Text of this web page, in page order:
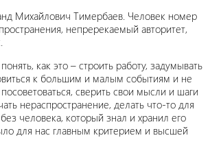
Михайлович Тимербаев. Человек номер
непререкаемый авторитет,
как это – строить работу, задумывать
к большим и малым событиям и не
сверить свои мысли и шаги
нераспространение, делать что-то для
человека, который знал и хранил его
для нас главным критерием и высшей